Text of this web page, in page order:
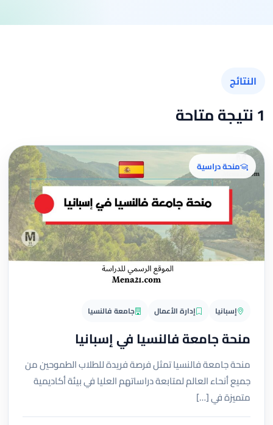
النتائج
1 نتيجة متاحة
منحة دراسية
إسبانيا إدارة الأعمال جامعة فالنسيا
منحة جامعة فالنسيا في إسبانيا
منحة جامعة فالنسيا تمثل فرصة فريدة للطلاب الطموحين من
جميع أنحاء العالم لمتابعة دراساتهم العليا في بيئة أكاديمية
متميزة في […]